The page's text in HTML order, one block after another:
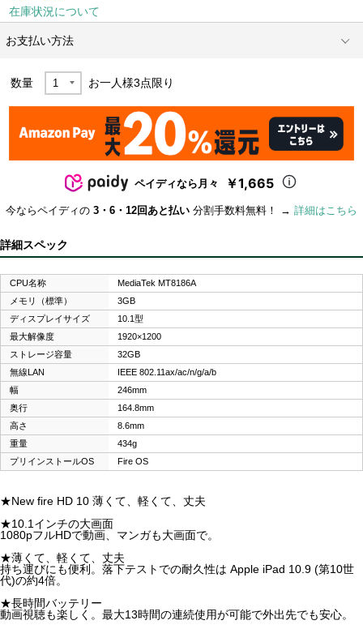
在庫状況について
お支払い方法
数量 お一人様3点限り
ペイディなら月々 ￥1,665
今ならペイディの 3・6・12回あと払い 分割手数料無料！ → 詳細はこちら
詳細スペック
CPU名称
MediaTek MT8186A
メモリ（標準）
3GB
ディスプレイサイズ
10.1型
最大解像度
1920×1200
ストレージ容量
32GB
無線LAN
IEEE 802.11ax/ac/n/g/a/b
幅
246mm
奥行
164.8mm
高さ
8.6mm
重量
434g
プリインストールOS
Fire OS
★New fire HD 10 薄くて、軽くて、丈夫
★10.1インチの大画面
1080pフルHDで動画、マンガも大画面で。
★薄くて、軽くて、丈夫
持ち運びにも便利。落下テストでの耐久性は Apple iPad 10.9 (第10世
代)の約4倍。
★長時間バッテリー
動画視聴も楽しく。最大13時間の連続使用が可能で外出先でも安心。